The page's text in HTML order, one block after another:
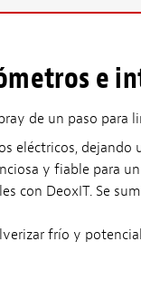
e
de un paso para
eléctricos,
y fiable para
DeoxIT. Se
frío y